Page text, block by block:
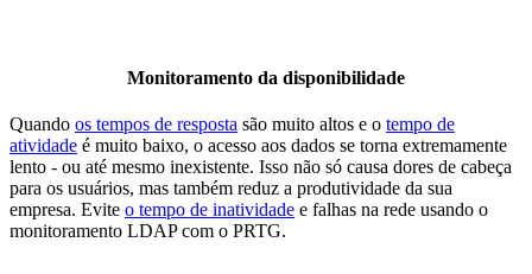
Monitoramento da disponibilidade
Quando os tempos de resposta são muito altos e o tempo de
atividade é muito baixo, o acesso aos dados se torna extremamente
lento - ou até mesmo inexistente. Isso não só causa dores de cabeça
para os usuários, mas também reduz a produtividade da sua
empresa. Evite o tempo de inatividade e falhas na rede usando o
monitoramento LDAP com o PRTG.